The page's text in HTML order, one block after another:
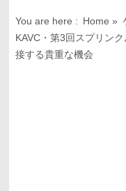
You are here : Home »
KAVC・第3回スプリン
接する貴重な機会